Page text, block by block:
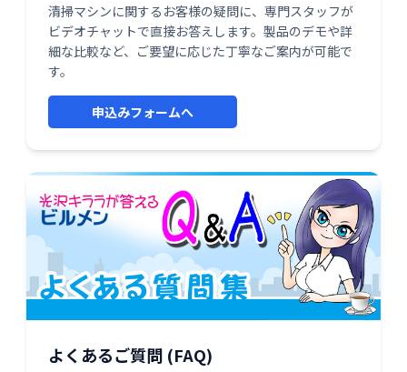
清掃マシンに関するお客様の疑問に、専門スタッフが
ビデオチャットで直接お答えします。製品のデモや詳
細な比較など、ご要望に応じた丁寧なご案内が可能で
す。
申込みフォームへ
よくあるご質問 (FAQ)